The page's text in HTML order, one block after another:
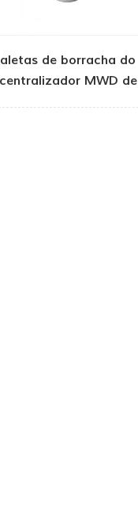
aletas de borracha do
centralizador MWD de